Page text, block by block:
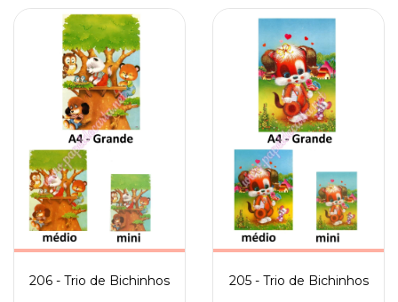
206 - Trio de Bichinhos 205 - Trio de Bichinhos